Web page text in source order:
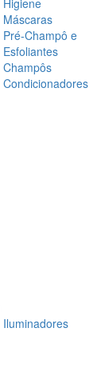
Higiene
Máscaras
Pré-Champô e
Esfoliantes
Champôs
Condicionadores
Iluminadores